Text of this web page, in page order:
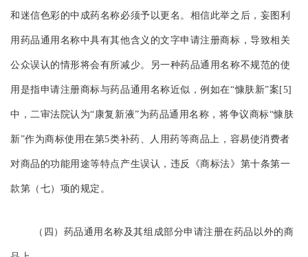
和迷信色彩的中成药名称必须予以更名。相信此举之后，妄图利
用药品通用名称中具有其他含义的文字申请注册商标，导致相关
公众误认的情形将会有所减少。另一种药品通用名称不规范的使
用是指申请注册商标与药品通用名称近似，例如在“慷肤新”案[5]
中，二审法院认为“康复新液”为药品通用名称，将争议商标“慷肤
新”作为商标使用在第5类补药、人用药等商品上，容易使消费者
对商品的功能用途等特点产生误认，违反《商标法》第十条第一
款第（七）项的规定。
（四）药品通用名称及其组成部分申请注册在药品以外的商